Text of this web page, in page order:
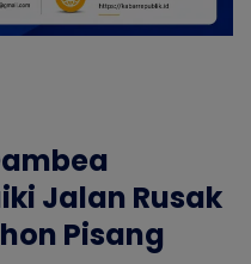
Jalan Rusak
Pisang